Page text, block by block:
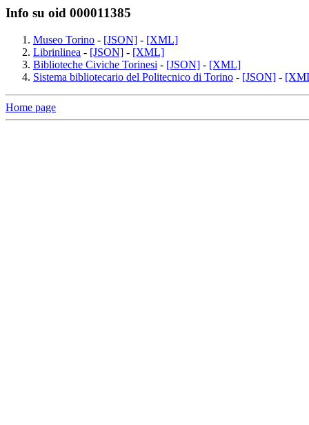
Info su oid 000011385
Museo Torino - [JSON] - [XML]
Librinlinea - [JSON] - [XML]
Biblioteche Civiche Torinesi - [JSON] - [XML]
Sistema bibliotecario del Politecnico di Torino - [JSON] -
Home page